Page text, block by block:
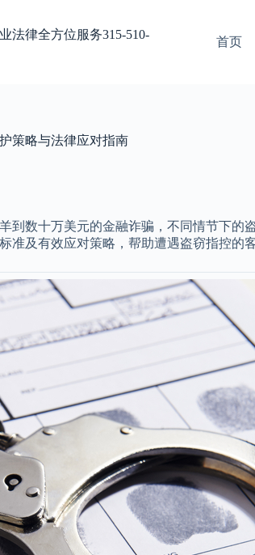
法律全方位服务315-510-
首页
策略与法律应对指南
到数十万美元的金融诈骗，不同情节下
及有效应对策略，帮助遭遇盗窃指控的